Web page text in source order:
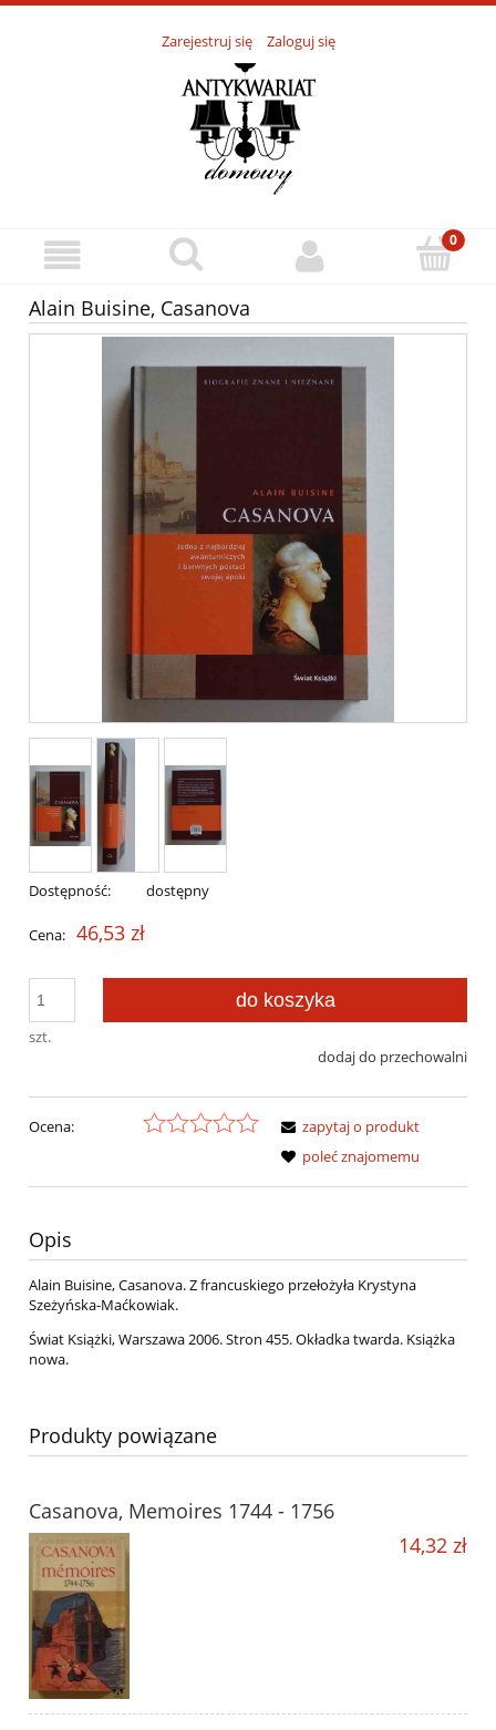
Zarejestruj się Zaloguj się
Alain Buisine, Casanova
Dostępność: dostępny
Cena: 46,53 zł
szt.
do koszyka
dodaj do przechowalni
Ocena:
zapytaj o produkt
poleć znajomemu
Opis
Alain Buisine, Casanova. Z francuskiego przełożyła Krystyna
Szeżyńska-Maćkowiak.
Świat Książki, Warszawa 2006. Stron 455. Okładka twarda. Książka
nowa.
Produkty powiązane
Casanova, Memoires 1744 - 1756
14,32 zł